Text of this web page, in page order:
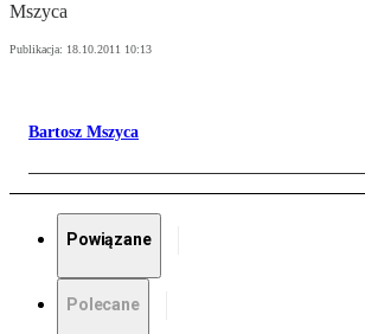
Mszyca
Publikacja: 18.10.2011 10:13
Bartosz Mszyca
Powiązane
Polecane